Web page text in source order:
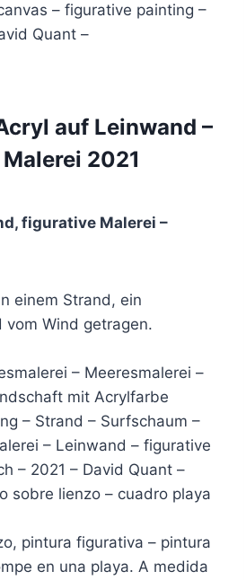
– figurative painting –
Quant –
auf Leinwand –
2021
figurative Malerei –
einem Strand, ein
vom Wind getragen.
– Meeresmalerei –
mit Acrylfarbe
– Strand – Surfschaum –
– Leinwand – figurative
– 2021 – David Quant –
sobre lienzo – cuadro playa
pintura figurativa – pintura
en una playa. A medida